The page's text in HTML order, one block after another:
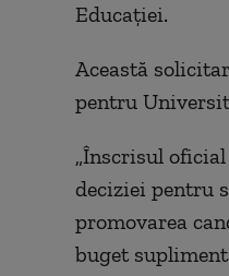
Educației.
Această
pentru
„Înscrisul
deciziei pentru
promovarea
buget